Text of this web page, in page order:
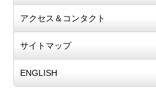
アクセス＆コンタクト
サイトマップ
ENGLISH